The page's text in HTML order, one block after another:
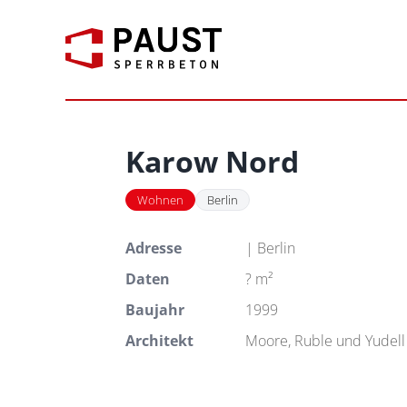
Karow Nord
Wohnen Berlin
Adresse
| Berlin
Daten
? m²
Baujahr
1999
Architekt
Moore, Ruble und